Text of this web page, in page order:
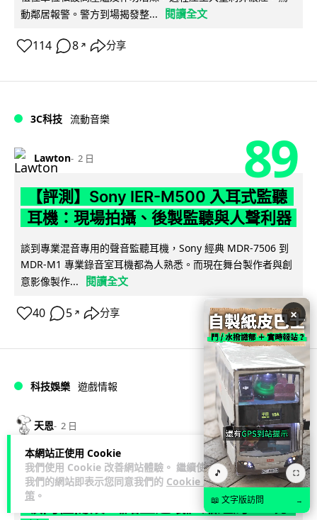
本網站正使用 Cookie
我們使用 Cookie 改善網站體驗。 繼續使用
我們的網站即表示您同意我們的 Cookie 政
策 。
動鄰居報警。警方到場揭發整...
閱讀全文
114 8 ↗ 分享
3C科技 流動音樂
Lawton 2 日 89
【評測】Sony IER-M500 入耳式監聽
耳機：現場拍攝、後製監聽與人聲利器
談到專業混音專用的聲音監聽耳機，Sony 經典 MDR-7506 到
MDR-M1 專業錄音室耳機都為人熟悉。而現在舞台製作者與創
意影像製作...
閱讀全文
40 5 ↗ 分享
科技娛樂 遊戲情報
天恩 2 日
《魔獸世界：至暗之夜》12.1 「烏拉特
克的詛咒」專訪：巢穴不為提高世界首
領門檻而設 《諸王之眠》縮短約 10 分
×
🎵 ⛶
📖 文字版訪問 →